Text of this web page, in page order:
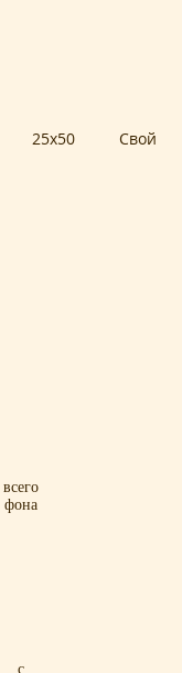
25x50 Свой
всего
фона
с